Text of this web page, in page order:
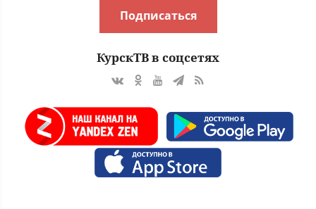
Подписаться
КурскТВ в соцсетях